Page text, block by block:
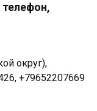
округ),
+79652207669